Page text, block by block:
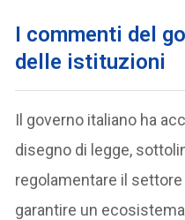
I commenti del
delle istituzioni
Il governo italiano ha
disegno di legge,
regolamentare il
garantire un